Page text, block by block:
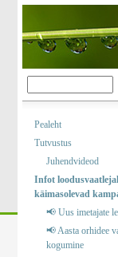
Pealeht
Tutvustus
Juhendvideod
Infot
käimasolevad
📢 Uus imetajate
📢 Aasta orhidee
kogumine